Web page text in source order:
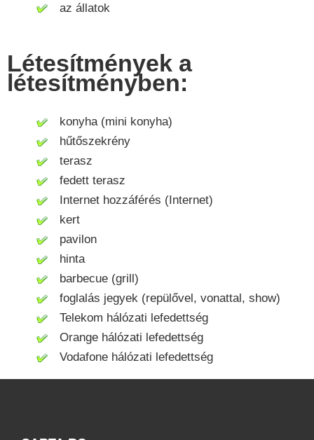
az állatok
Létesítmények a
létesítményben:
konyha (mini konyha)
hűtőszekrény
terasz
fedett terasz
Internet hozzáférés (Internet)
kert
pavilon
hinta
barbecue (grill)
foglalás jegyek (repülővel, vonattal, show)
Telekom hálózati lefedettség
Orange hálózati lefedettség
Vodafone hálózati lefedettség